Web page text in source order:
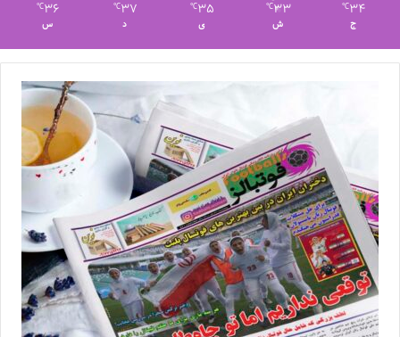
34
℃
ج
33
℃
ش
35
℃
ی
37
℃
د
36
℃
س